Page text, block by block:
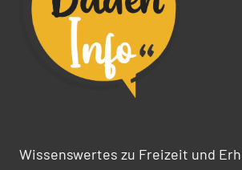
Wissenswertes zu Freizeit und